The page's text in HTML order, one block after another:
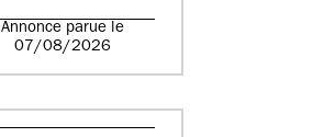
Annonce parue le
07/08/2026